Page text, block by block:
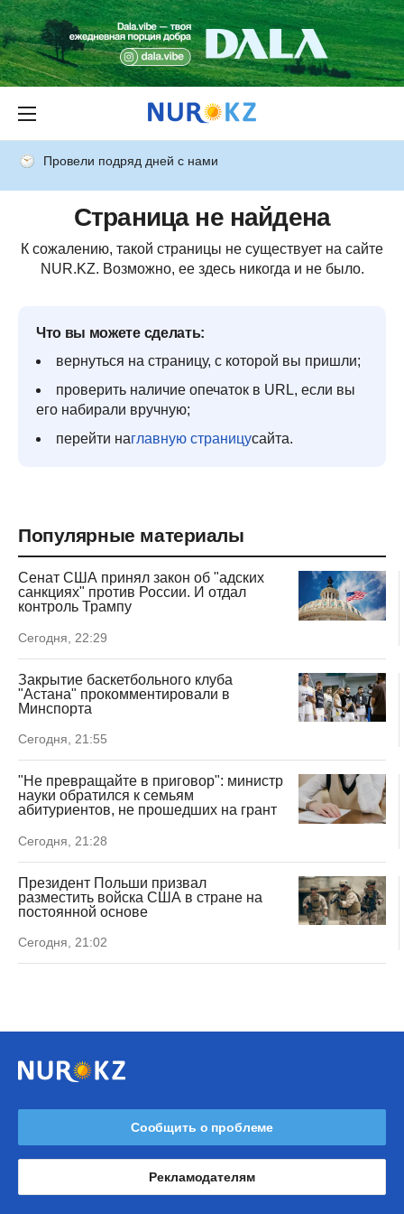
Провели подряд дней с нами
Страница не найдена
К сожалению, такой страницы не существует на сайте
NUR.KZ. Возможно, ее здесь никогда и не было.
Что вы можете сделать:
вернуться на страницу, с которой вы пришли;
проверить наличие опечаток в URL, если вы
его набирали вручную;
перейти наглавную страницусайта.
Популярные материалы
Сенат США принял закон об "адских
санкциях" против России. И отдал
контроль Трампу
Сегодня, 22:29
Закрытие баскетбольного клуба
"Астана" прокомментировали в
Минспорта
Сегодня, 21:55
"Не превращайте в приговор": министр
науки обратился к семьям
абитуриентов, не прошедших на грант
Сегодня, 21:28
Президент Польши призвал
разместить войска США в стране на
постоянной основе
Сегодня, 21:02
Сообщить о проблеме
Рекламодателям